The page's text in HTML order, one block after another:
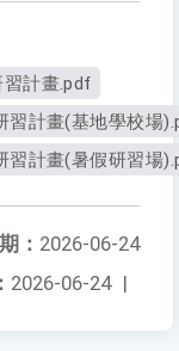
計畫.pdf
習計畫(基地學校場
習計畫(暑假研習場
： 2026-06-24
2026-06-24 |